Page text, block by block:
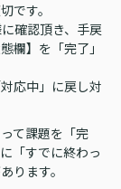
です。
確認頂き、手戻
欄】を「完了」
応中」に戻し対
て課題を「完
「すでに終わっ
ります。